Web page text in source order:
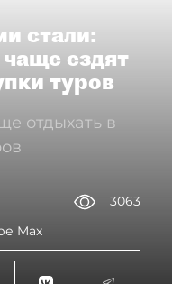
стали:
ездят
туров
отдыхать в
3063
Max